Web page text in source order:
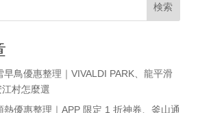
検索
早鳥優惠整理｜VIVALDI PARK、龍平滑
村怎麼選
熱優惠整理｜APP 限定 1 折神券、釜山通